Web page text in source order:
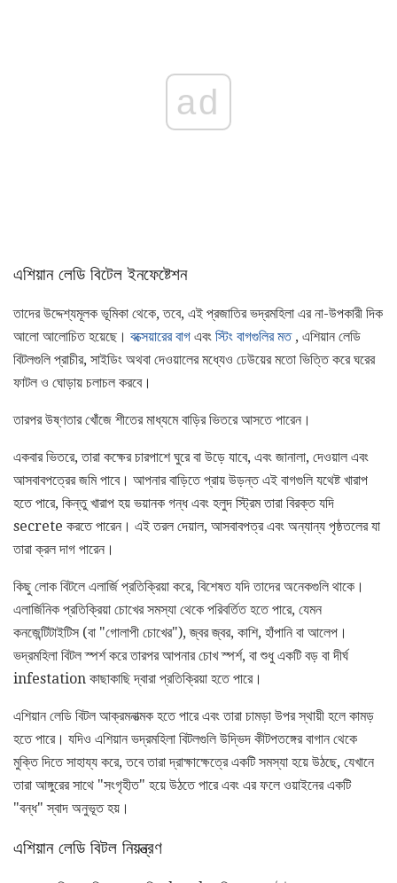
ad
এশিয়ান লেডি বিটেল ইনফেষ্টেশন
তাদের উদ্দেশ্যমূলক ভূমিকা থেকে, তবে, এই প্রজাতির ভদ্রমহিলা এর না-উপকারী দিক
আলো আলোচিত হয়েছে। বক্সেয়ারের বাগ এবং স্টিং বাগগুলির মত, এশিয়ান লেডি
বিটলগুলি প্রাচীর, সাইডিং অথবা দেওয়ালের মধ্যেও ঢেউয়ের মতো ভিত্তি করে ঘরের
ফাটল ও ঘোড়ায় চলাচল করবে।
তারপর উষ্ণতার খোঁজে শীতের মাধ্যমে বাড়ির ভিতরে আসতে পারেন।
একবার ভিতরে, তারা কক্ষের চারপাশে ঘুরে বা উড়ে যাবে, এবং জানালা, দেওয়াল এবং
আসবাবপত্রের জমি পাবে। আপনার বাড়িতে প্রায় উড়ন্ত এই বাগগুলি যথেষ্ট খারাপ
হতে পারে, কিন্তু খারাপ হয় ভয়ানক গন্ধ এবং হলুদ স্ট্রিম তারা বিরক্ত যদি
secrete করতে পারেন। এই তরল দেয়াল, আসবাবপত্র এবং অন্যান্য পৃষ্ঠতলের যা
তারা ক্রল দাগ পারেন।
কিছু লোক বিটলে এলার্জি প্রতিক্রিয়া করে, বিশেষত যদি তাদের অনেকগুলি থাকে।
এলার্জিনিক প্রতিক্রিয়া চোখের সমস্যা থেকে পরিবর্তিত হতে পারে, যেমন
কনজেন্টিটাইটিস (বা "গোলাপী চোখের"), জ্বর জ্বর, কাশি, হাঁপানি বা আলেপ।
ভদ্রমহিলা বিটল স্পর্শ করে তারপর আপনার চোখ স্পর্শ, বা শুধু একটি বড় বা দীর্ঘ
infestation কাছাকাছি দ্বারা প্রতিক্রিয়া হতে পারে।
এশিয়ান লেডি বিটল আক্রমনাত্মক হতে পারে এবং তারা চামড়া উপর স্থায়ী হলে কামড়
হতে পারে। যদিও এশিয়ান ভদ্রমহিলা বিটলগুলি উদ্ভিদ কীটপতঙ্গের বাগান থেকে
মুক্তি দিতে সাহায্য করে, তবে তারা দ্রাক্ষাক্ষেত্রে একটি সমস্যা হয়ে উঠছে, যেখানে
তারা আঙ্গুরের সাথে "সংগৃহীত" হয়ে উঠতে পারে এবং এর ফলে ওয়াইনের একটি
"বন্ধ" স্বাদ অনুভূত হয়।
এশিয়ান লেডি বিটল নিয়ন্ত্রণ